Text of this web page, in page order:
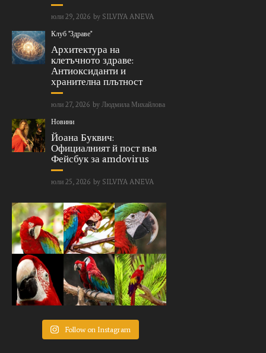
юли 29, 2026 by SILVIYA ANEVA
Клуб "Здраве"
Архитектура на
клетъчното здраве:
Антиоксиданти и
хранителна плътност
юли 27, 2026 by Людмила Михайлова
Новини
Йоана Буквич:
Официалният й пост във
Фейсбук за amdovirus
юли 25, 2026 by SILVIYA ANEVA
Follow on Instagram